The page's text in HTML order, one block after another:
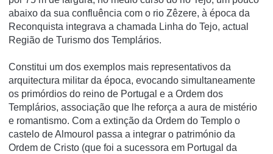
abaixo da sua confluência com o rio Zêzere, à época da
Reconquista integrava a chamada Linha do Tejo, actual
Região de Turismo dos Templários.
Constitui um dos exemplos mais representativos da
arquitectura militar da época, evocando simultaneamente
os primórdios do reino de Portugal e a Ordem dos
Templários, associação que lhe reforça a aura de mistério
e romantismo. Com a extinção da Ordem do Templo o
castelo de Almourol passa a integrar o património da
Ordem de Cristo (que foi a sucessora em Portugal da